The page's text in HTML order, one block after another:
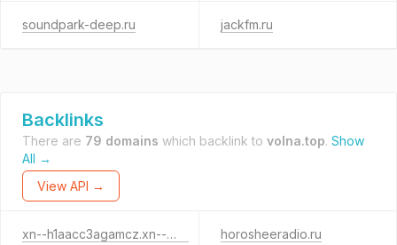
soundpark-deep.ru jackfm.ru
Backlinks
There are 79 domains which backlink to volna.top. Show
All →
View API →
xn--h1aacc3agamcz.xn--p1ai horosheeradio.ru